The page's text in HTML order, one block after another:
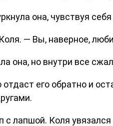
она, чувствуя себя
— Вы, наверное,
она, но внутри все
его обратно и
лапшой. Коля